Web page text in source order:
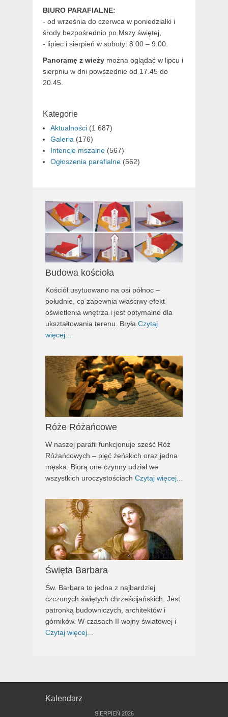
BIURO PARAFIALNE:
- od września do czerwca w poniedziałki i
środy bezpośrednio po Mszy świętej,
- lipiec i sierpień w soboty: 8.00 – 9.00.
Panoramę z wieży można oglądać w lipcu i
sierpniu w dni powszednie od 17.45 do
20.45.
Kategorie
Aktualności (1 687)
Galeria (176)
Intencje mszalne (567)
Ogłoszenia parafialne (562)
Budowa kościoła
Kościół usytuowano na osi północ –
południe, co zapewnia właściwy efekt
oświetlenia wnętrza i jest optymalne dla
ukształtowania terenu. Bryła Czytaj
więcej...
Róże Różańcowe
W naszej parafii funkcjonuje sześć Róż
Różańcowych – pięć żeńskich oraz jedna
męska. Biorą one czynny udział we
wszystkich uroczystościach Czytaj więcej...
Święta Barbara
Św. Barbara to jedna z najbardziej
czczonych świętych chrześcijańskich. Jest
patronką budowniczych, architektów i
górników. W czasach II wojny światowej i
Czytaj więcej...
Kalendarz
SIERPIEŃ 2026